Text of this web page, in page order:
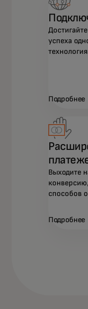
успеха
Подробнее
Выходите
способов
Подробнее